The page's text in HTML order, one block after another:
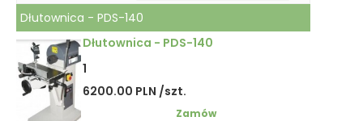
Dłutownica - PDS-140
Dłutownica - PDS-140
1
6200.00 PLN /szt.
Zamów